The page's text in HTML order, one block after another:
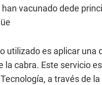
vacunado dede
utilizado es aplicar una
la cabra. Este servicio
a través de